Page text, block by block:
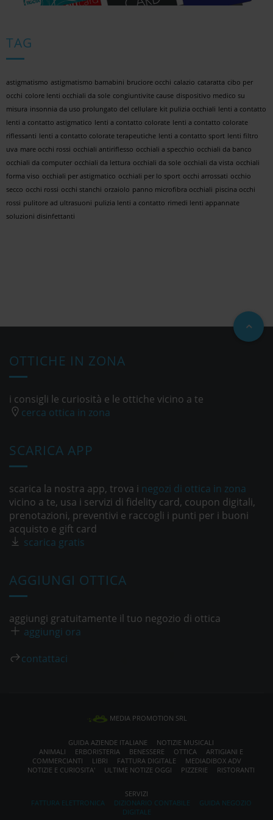
TAG
astigmatismo astigmatismo bamabini bruciore occhi calazio cataratta cibo per
occhi colore lenti occhiali da sole congiuntivite cause dispositivo medico su
misura insonnia da uso prolungato del cellulare kit pulizia occhiali lenti a contatto
lenti a contatto astigmatico lenti a contatto colorate lenti a contatto colorate
riflessanti lenti a contatto colorate terapeutiche lenti a contatto sport lenti filtro
uva mare occhi rossi occhiali antiriflesso occhiali a specchio occhiali da banco
occhiali da computer occhiali da lettura occhiali da sole occhiali da vista occhiali
forma viso occhiali per astigmatico occhiali per lo sport occhi arrossati occhio
secco occhi rossi occhi stanchi orzaiolo panno microfibra occhiali piscina occhi
rossi pulitore ad ultrasuoni pulizia lenti a contatto rimedi lenti appannate
soluzioni disinfettanti
OTTICHE IN ZONA
i consigli le curiosità e le ottiche vicino a te
cerca ottica in zona
SCARICA APP
scarica la nostra app, trova i negozi di ottica in zona
vicino a te, usa i servizi di fidelity card, coupon digitali,
prenotazioni, preventivi e raccogli i punti per i buoni
acquisto e gift card
scarica gratis
AGGIUNGI OTTICA
aggiungi gratuitamente il tuo negozio di ottica
aggiungi ora
contattaci
MEDIA PROMOTION SRL
GUIDA AZIENDE ITALIANE
NOTIZIE MUSICALI
ANIMALI
ERBORISTERIA BENESSERE OTTICA
ARTIGIANI E
COMMERCIANTI
LIBRI FATTURA DIGITALE
MEDIADIBOX ADV
NOTIZIE E CURIOSITA'
ULTIME NOTIZE OGGI PIZZERIE RISTORANTI
SERVIZI
FATTURA ELETTRONICA
DIZIONARIO CONTABILE
GUIDA NEGOZIO
DIGITALE